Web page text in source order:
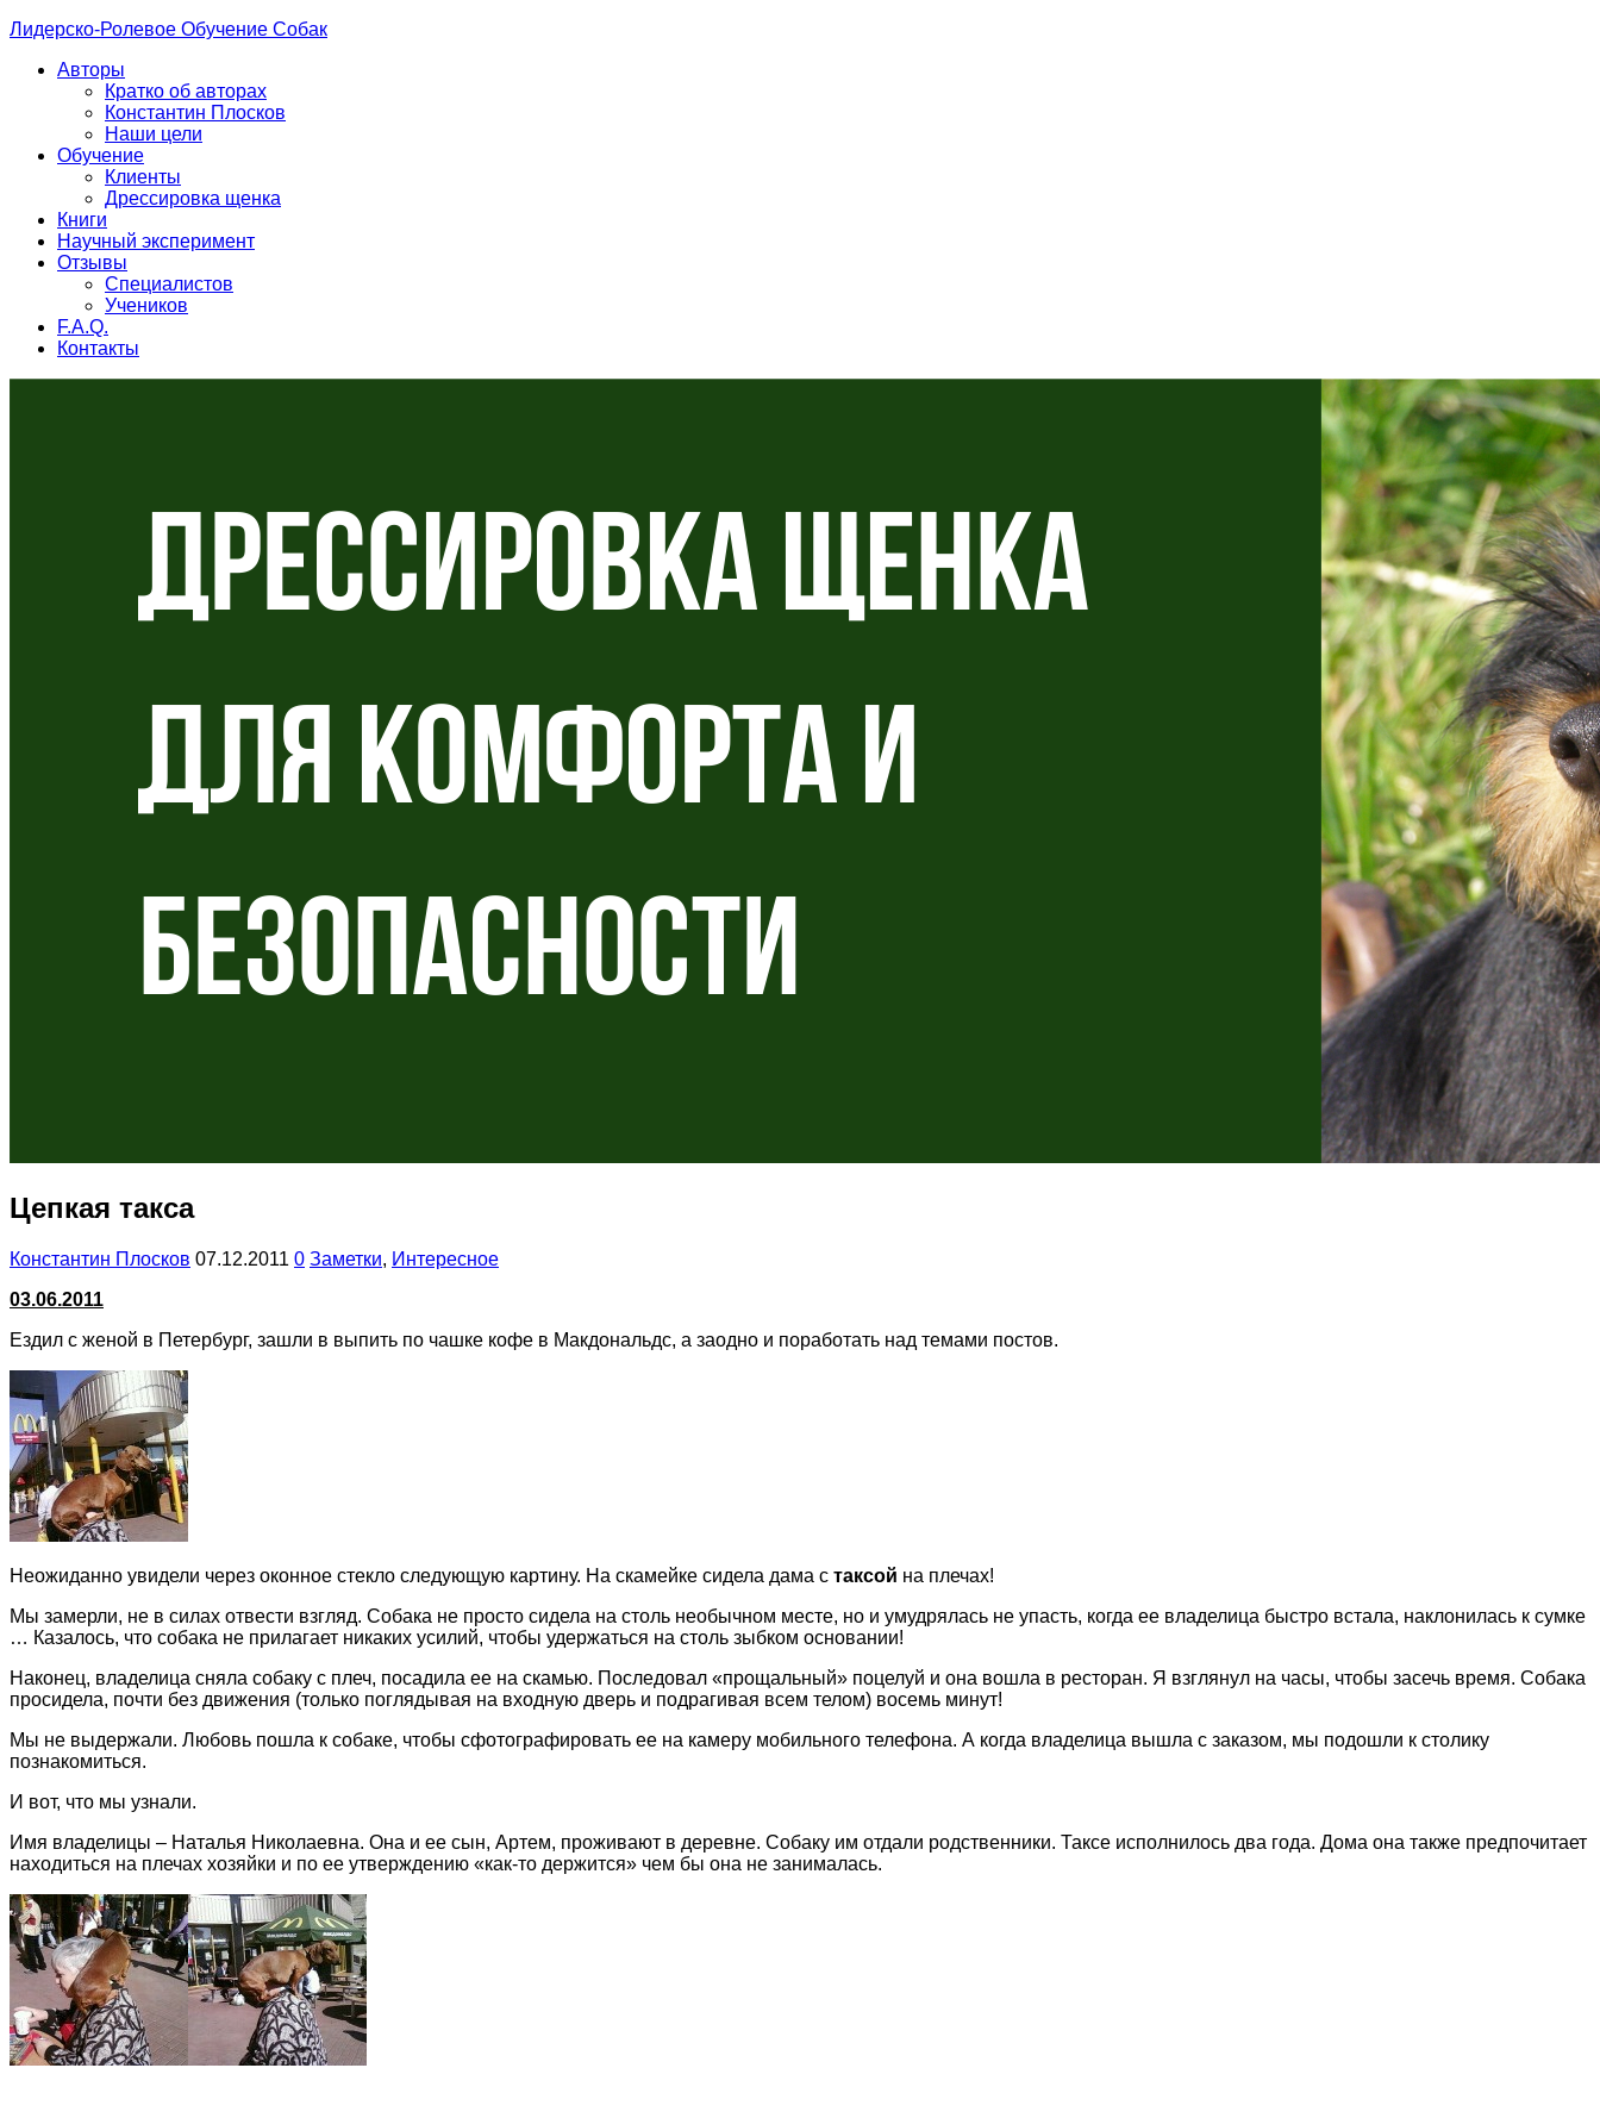
Лидерско-Ролевое Обучение Собак
Авторы
Кратко об авторах
Константин Плосков
Наши цели
Обучение
Клиенты
Дрессировка щенка
Книги
Научный эксперимент
Отзывы
Специалистов
Учеников
F.A.Q.
Контакты
Цепкая такса
Константин Плосков 07.12.2011 0 Заметки, Интересное
03.06.2011
Ездил с женой в Петербург, зашли в выпить по чашке кофе в Макдональдс, а заодно и поработать над темами постов.
Неожиданно увидели через оконное стекло следующую картину. На скамейке сидела дама с таксой на плечах!
Мы замерли, не в силах отвести взгляд. Собака не просто сидела на столь необычном месте, но и умудрялась не упасть, когда ее владелица быстро встала, наклонилась к сумке
… Казалось, что собака не прилагает никаких усилий, чтобы удержаться на столь зыбком основании!
Наконец, владелица сняла собаку с плеч, посадила ее на скамью. Последовал «прощальный» поцелуй и она вошла в ресторан. Я взглянул на часы, чтобы засечь время. Собака
просидела, почти без движения (только поглядывая на входную дверь и подрагивая всем телом) восемь минут!
Мы не выдержали. Любовь пошла к собаке, чтобы сфотографировать ее на камеру мобильного телефона. А когда владелица вышла с заказом, мы подошли к столику
познакомиться.
И вот, что мы узнали.
Имя владелицы – Наталья Николаевна. Она и ее сын, Артем, проживают в деревне. Собаку им отдали родственники. Таксе исполнилось два года. Дома она также предпочитает
находиться на плечах хозяйки и по ее утверждению «как-то держится» чем бы она не занималась.